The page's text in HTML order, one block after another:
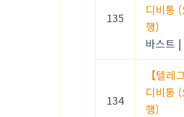
135
디비통
행)
바스트 |
134
【텔
디비통
행)